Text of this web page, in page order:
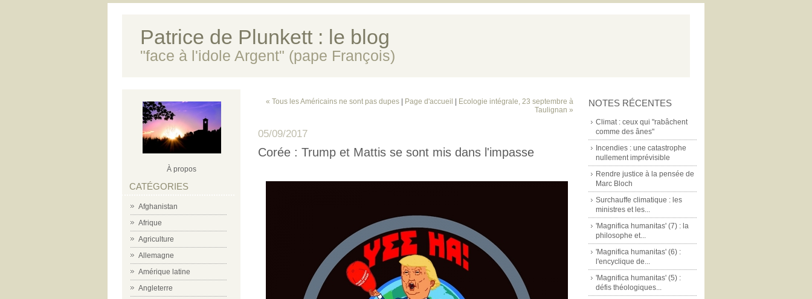
Patrice de Plunkett : le blog
"face à l'idole Argent" (pape François)
À propos
CATÉGORIES
Afghanistan
Afrique
Agriculture
Allemagne
Amérique latine
Angleterre
NOTES RÉCENTES
Climat : ceux qui "rabâchent
comme des ânes"
Incendies : une catastrophe
nullement imprévisible
Rendre justice à la pensée de
Marc Bloch
Surchauffe climatique : les
ministres et les...
'Magnifica humanitas' (7) : la
philosophe et...
'Magnifica humanitas' (6) :
l'encyclique de...
'Magnifica humanitas' (5) :
défis théologiques...
« Tous les Américains ne sont pas dupes Page d'accueil
Ecologie intégrale, 23 septembre à
Taulignan »
05/09/2017
Corée : Trump et Mattis se sont mis dans l'impasse